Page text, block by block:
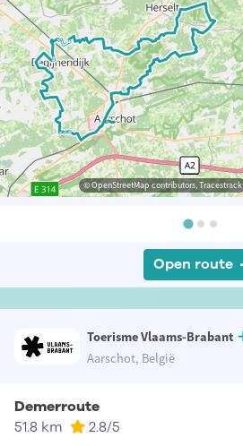
© OpenStreetMap contributors, Tracestrack
Open route
Toerisme Vlaams-Brabant
Aarschot, België
Demerroute
51.8 km 2.8/5